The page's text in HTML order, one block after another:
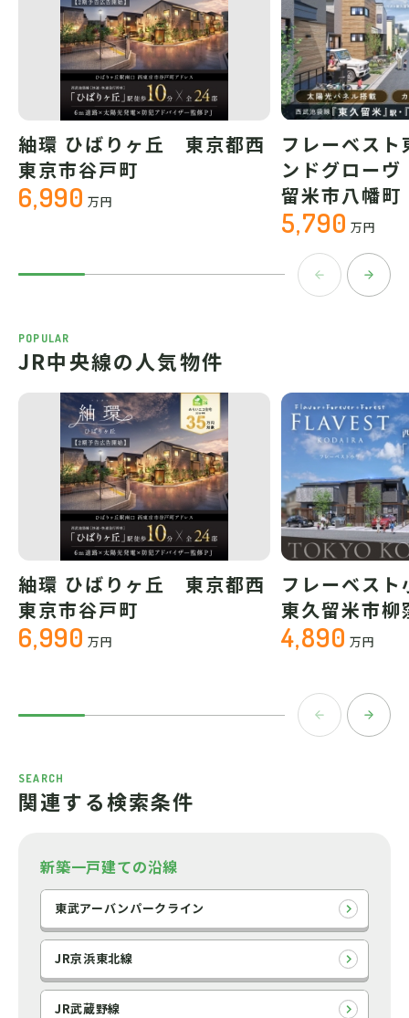
紬環 ひばりヶ丘 東京都西
東京市谷戸町
6,990 万円
フレーベス
ンドグロー
留米市八幡町
5,790 万円
POPULAR
JR中央線の人気物件
紬環 ひばりヶ丘 東京都西
東京市谷戸町
6,990 万円
フレーベス
東久留米市柳
4,890 万円
SEARCH
関連する検索条件
新築一戸建ての沿線
東武アーバンパークライン
JR京浜東北線
JR武蔵野線